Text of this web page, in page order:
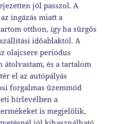
jól passzol. A
ingázás miatt a
otthon, így ha sürgős
időablaktól. A
olajcsere periódus
átolvastam, és a tartalom
el az autópályás
forgalmas üzemmód
hírlevélben a
is megjelölik,